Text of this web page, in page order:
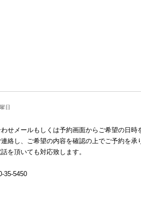
日
せメールもしくは予約画面からご希望の日時
絡し、ご希望の内容を確認の上でご予約を承
を頂いても対応致します。
35-5450